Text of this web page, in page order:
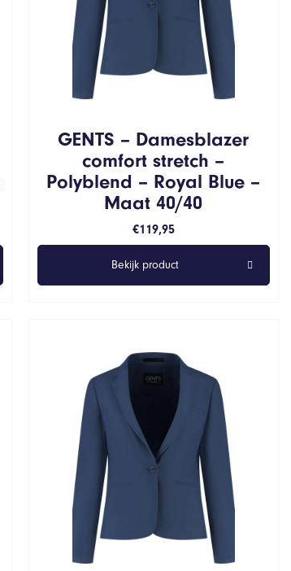
GENTS – Damesblazer
comfort stretch –
Polyblend – Royal Blue –
Maat 40/40
€119,95
Bekijk product